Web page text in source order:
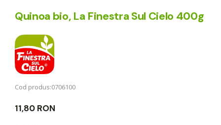
Quinoa bio, La Finestra Sul Cielo 400g
Cod produs:0706100
11,80 RON